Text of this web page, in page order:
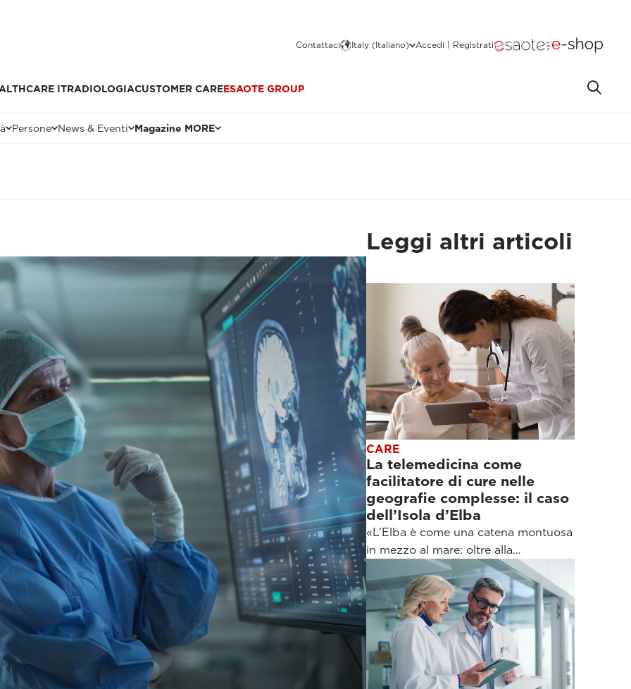
Contattaci Italy (Italiano) Accedi | Registrati
ITRADIOLOGIACUSTOMER CAREESAOTE GROUP
Persone News & Eventi Magazine MORE
Leggi altri articoli
CARE
La telemedicina come
facilitatore di cure nelle
geografie complesse: il caso
dell’Isola d’Elba
«L’Elba è come una catena montuosa
in mezzo al mare: oltre alla…